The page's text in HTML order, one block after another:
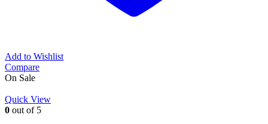
Add to Wishlist
Compare
On Sale
Quick View
0 out of 5